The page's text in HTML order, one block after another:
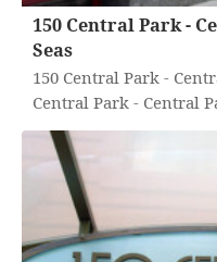
150 Central Park -
Seas
150 Central Park -
Central Park - Central